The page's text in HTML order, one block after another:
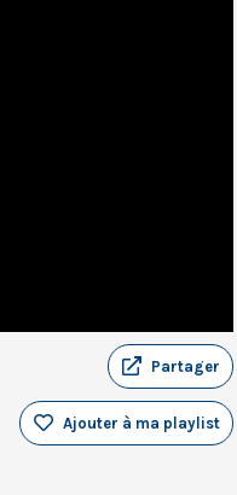
Partager
Ajouter à ma playlist